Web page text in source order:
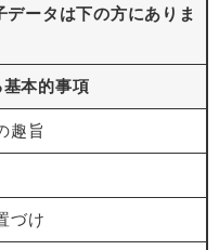
ータは下の方にありま
本的事項
旨
け